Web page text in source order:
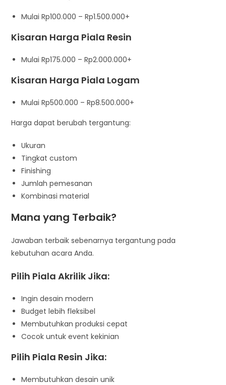
Mulai Rp100.000 – Rp1.500.000+
Kisaran Harga Piala Resin
Mulai Rp175.000 – Rp2.000.000+
Kisaran Harga Piala Logam
Mulai Rp500.000 – Rp8.500.000+
Harga dapat berubah tergantung:
Ukuran
Tingkat custom
Finishing
Jumlah pemesanan
Kombinasi material
Mana yang Terbaik?
Jawaban terbaik sebenarnya tergantung pada
kebutuhan acara Anda.
Pilih Piala Akrilik Jika:
Ingin desain modern
Budget lebih fleksibel
Membutuhkan produksi cepat
Cocok untuk event kekinian
Pilih Piala Resin Jika:
Membutuhkan desain unik